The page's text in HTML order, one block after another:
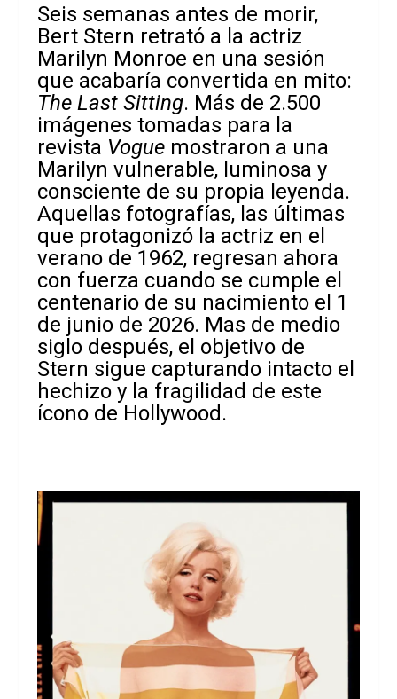
Seis semanas antes de morir,
Bert Stern retrató a la actriz
Marilyn Monroe en una sesión
que acabaría convertida en mito:
The Last Sitting. Más de 2.500
imágenes tomadas para la
revista Vogue mostraron a una
Marilyn vulnerable, luminosa y
consciente de su propia leyenda.
Aquellas fotografías, las últimas
que protagonizó la actriz en el
verano de 1962, regresan ahora
con fuerza cuando se cumple el
centenario de su nacimiento el 1
de junio de 2026. Mas de medio
siglo después, el objetivo de
Stern sigue capturando intacto el
hechizo y la fragilidad de este
ícono de Hollywood.